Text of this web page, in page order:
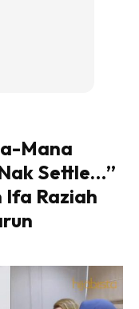
Mana
Settle…”
Raziah